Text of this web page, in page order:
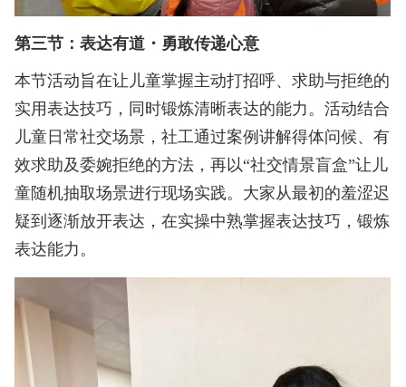
第三节：表达有道・勇敢传递心意
本节活动旨在让儿童掌握主动打招呼、求助与拒绝的
实用表达技巧，同时锻炼清晰表达的能力。活动结合
儿童日常社交场景，社工通过案例讲解得体问候、有
效求助及委婉拒绝的方法，再以“社交情景盲盒”让儿
童随机抽取场景进行现场实践。大家从最初的羞涩迟
疑到逐渐放开表达，在实操中熟掌握表达技巧，锻炼
表达能力。